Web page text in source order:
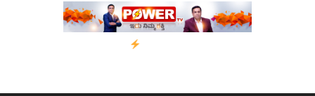
ನ್ಯೂಸ್ ಕಾರ್ಪ್‌ಗೆ ಎಐಯಿಂದ ಸಂಕಷ್ಟ: ಆಸ್ಟ್ರೇಲಿಯಾದಲ್ಲಿ